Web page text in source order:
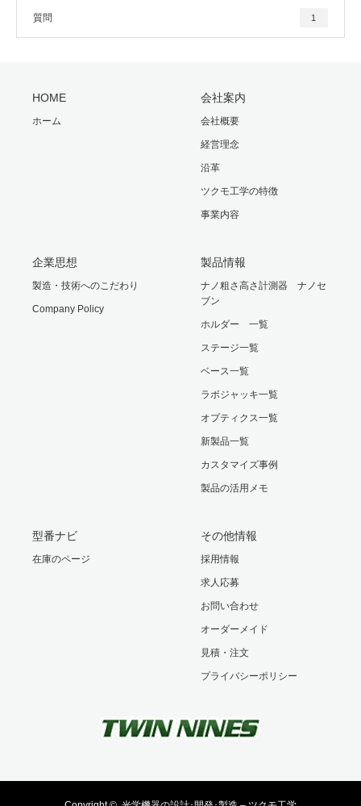
質問 1
HOME
ホーム
会社案内
会社概要
経営理念
沿革
ツクモ工学の特徴
事業内容
企業思想
製造・技術へのこだわり
Company Policy
製品情報
ナノ粗さ高さ計測器 ナノセ
ブン
ホルダー 一覧
ステージ一覧
ベース一覧
ラボジャッキ一覧
オプティクス一覧
新製品一覧
カスタマイズ事例
製品の活用メモ
型番ナビ
在庫のページ
その他情報
採用情報
求人応募
お問い合わせ
オーダーメイド
見積・注文
プライバシーポリシー